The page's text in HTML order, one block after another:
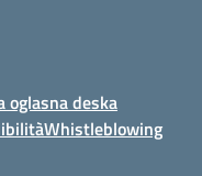
oglasna deska
Whistleblowing